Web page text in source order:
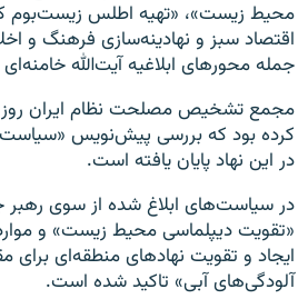
محیط زیست»، «تهیه اطلس زیست‌بوم
اقتصاد سبز و نهادینه‌سازی فرهنگ و
جمله محورهای ابلاغیه آیت‌الله
مجمع تشخیص مصلحت نظام ایران روز
کرده بود که بررسی پیش‌نویس
در این نهاد پایان یافته است.
در سیاست‌های ابلاغ شده از سوی رهبر
«تقویت دیپلماسی محیط زیست» و
ایجاد و تقویت نهادهای منطقه‌ای برای
آلودگی‌های آبی» تاکید شده است.